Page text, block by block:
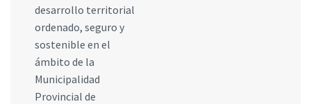
desarrollo territorial
ordenado, seguro y
sostenible en el
ámbito de la
Municipalidad
Provincial de